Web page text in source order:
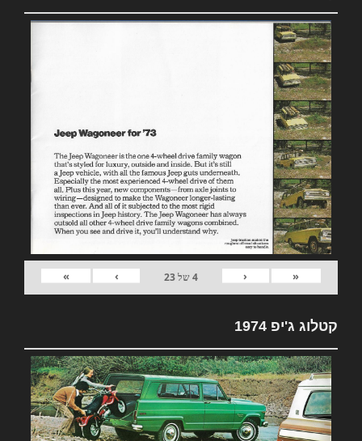
«
‹
4של23
›
»
קטלוג ג'יפ 1974